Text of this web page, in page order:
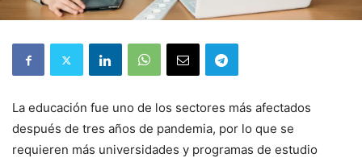
La educación fue uno de los sectores más afectados
después de tres años de pandemia, por lo que se
requieren más universidades y programas de estudio